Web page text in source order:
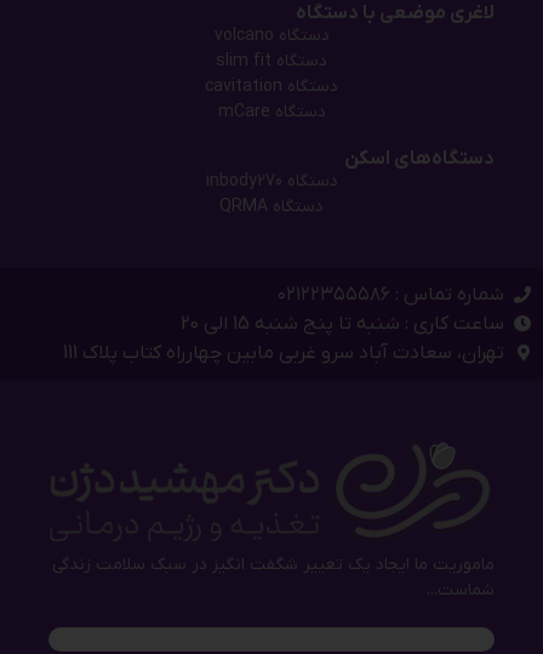
لاغری موضعی با دستگاه
دستگاه‌ volcano
دستگاه‌ slim fit
دستگاه cavitation
دستگاه mCare
دستگاه‌های اسکن
دستگاه inbody270
دستگاه QRMA
شماره تماس : ۰۲۱۲۲۳۵۵۵۸۶
ساعت کاری : شنبه تا پنج شنبه 15 الی 20
تهران، سعادت آباد سرو غربی مابین چهارراه کتاب پلاک 111
ماموریت ما ایجاد یک تغییر شگفت انگیز در سبک سلامت زندگی
شماست...